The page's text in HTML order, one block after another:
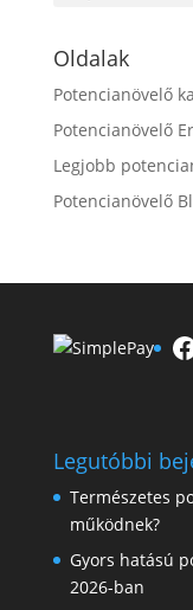
Oldalak
Potencianövelő
Potencianövelő
Legjobb
Potencianövelő
Facebook
Legutóbbi
Természetes
működnek?
Gyors hatású
2026-ban